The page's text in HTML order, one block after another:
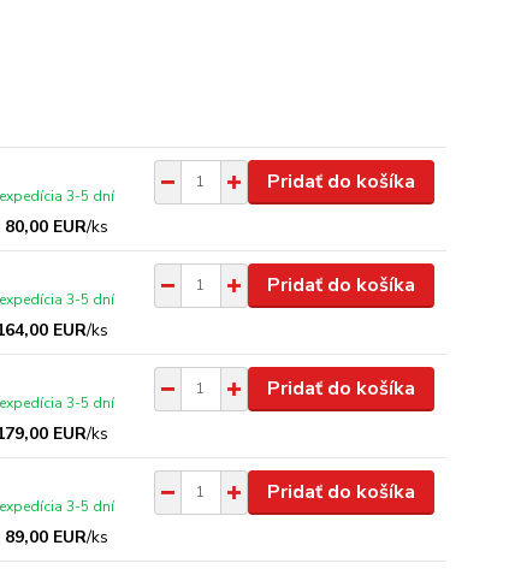
80,00 EUR/ks
expedícia 3-5 dní
Pridať do košíka
EUR/ks
expedícia 3-5 dní
Pridať do košíka
EUR/ks
expedícia 3-5 dní
Pridať do košíka
89,00 EUR/ks
expedícia 3-5 dní
Pridať do košíka